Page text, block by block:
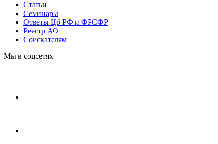
Статьи
Cеминары
Ответы Цб РФ и ФРСФР
Реестр АО
Соискателям
Мы в соцсетях